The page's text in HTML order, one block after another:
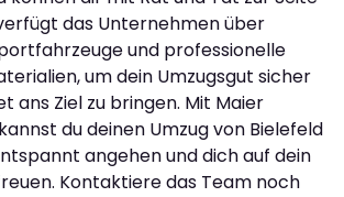
das Unternehmen über
und professionelle
um dein Umzugsgut sicher
ans Ziel zu bringen. Mit Maier
du deinen Umzug von Bielefeld
angehen und dich auf dein
Kontaktiere das Team noch